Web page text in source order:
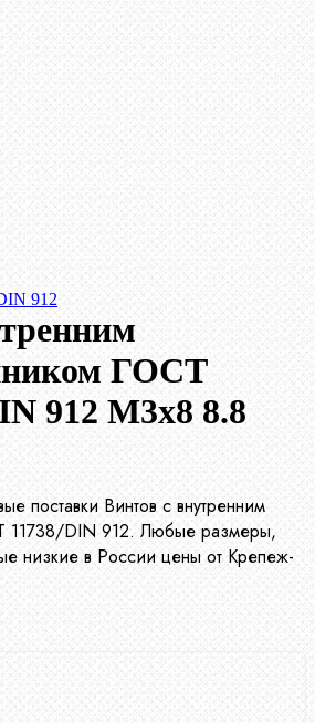
912
ГОСТ
912 М3х8 8.8
поставки Винтов с внутренним
11738/DIN 912. Любые размеры,
низкие в России цены от Крепеж-